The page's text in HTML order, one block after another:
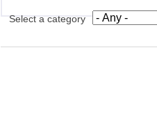
Select a category